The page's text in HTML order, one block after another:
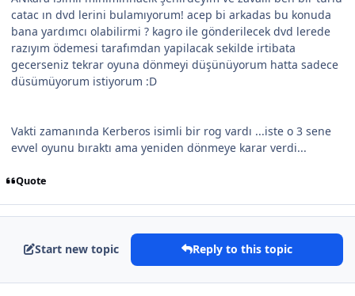
catac ın dvd lerini bulamıyorum! acep bi arkadas bu konuda
bana yardımcı olabilirmi ? kagro ile gönderilecek dvd lerede
razıyım ödemesi tarafımdan yapilacak sekilde irtibata
gecerseniz tekrar oyuna dönmeyi düşünüyorum hatta sadece
düsümüyorum istiyorum :D
Vakti zamanında Kerberos isimli bir rog vardı ...iste o 3 sene
evvel oyunu bıraktı ama yeniden dönmeye karar verdi...
Quote
Start new topic Reply to this topic